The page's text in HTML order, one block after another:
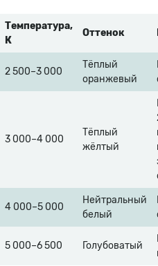
Температура,
К
Оттенок
2 500–3 000
Тёплый
оранжевый
3 000–4 000
Тёплый
жёлтый
4 000–5 000
Нейтральный
белый
5 000–6 500 Голубоватый